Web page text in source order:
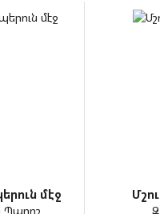
մէջ
Պարըշ